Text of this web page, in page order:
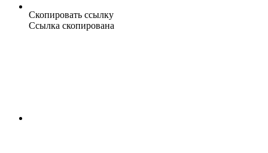
Скопировать ссылку
Ссылка скопирована